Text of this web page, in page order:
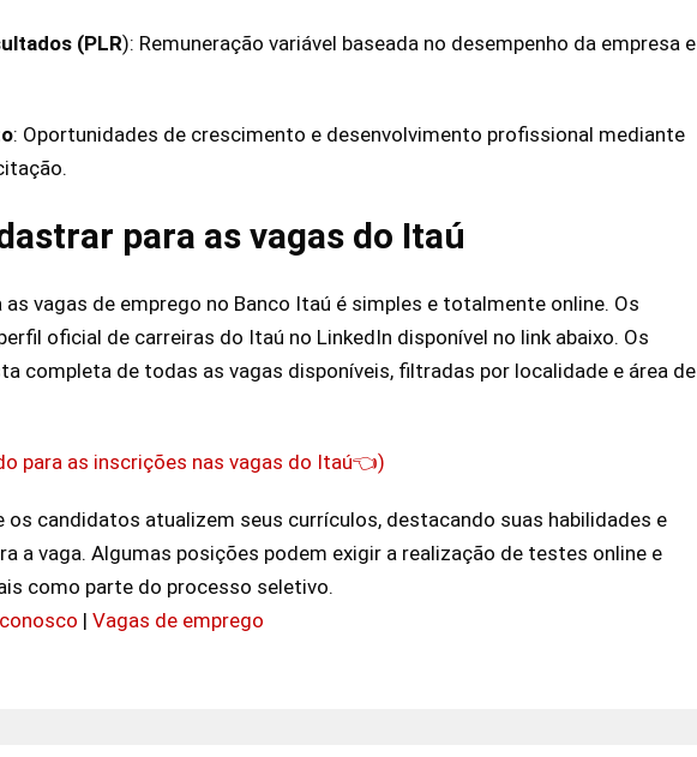
(PLR): Remuneração variável baseada no desempenho da empresa e
: Oportunidades de crescimento e desenvolvimento profissional mediante
para as vagas do Itaú
vagas de emprego no Banco Itaú é simples e totalmente online. Os
oficial de carreiras do Itaú no LinkedIn disponível no link abaixo. Os
completa de todas as vagas disponíveis, filtradas por localidade e área de
para as inscrições nas vagas do Itaú👈)
os candidatos atualizem seus currículos, destacando suas habilidades e
a vaga. Algumas posições podem exigir a realização de testes online e
como parte do processo seletivo.
| Vagas de emprego